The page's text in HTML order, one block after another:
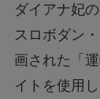
ダイアナ妃
スロボダン
画された「
イトを使用